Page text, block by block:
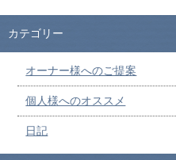
カテゴリー
オーナー様へのご提案
個人様へのオススメ
日記